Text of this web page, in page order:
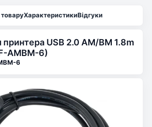
ХарактеристикиВідгуки
USB 2.0 AM/BM 1.8m
AMBM-6)
6